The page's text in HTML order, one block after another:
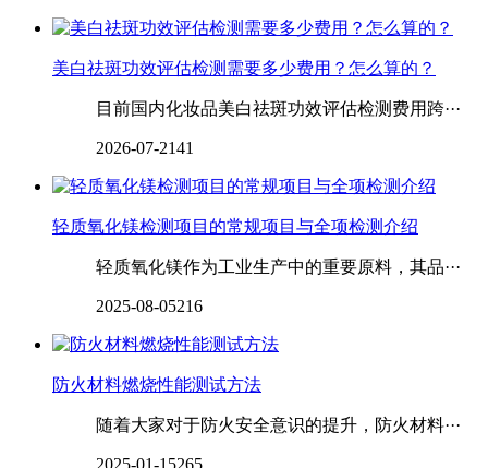
‌‌‌‌‌‌美白祛斑功效评估检测需要多少费用？怎么算的？
目前国内化妆品美白祛斑功效评估检测费用跨···
2026-07-2141
轻质氧化镁检测项目的常规项目与全项检测介绍
轻质氧化镁作为工业生产中的重要原料，其品···
2025-08-05216
防火材料燃烧性能测试方法
随着大家对于防火安全意识的提升，防火材料···
2025-01-15265